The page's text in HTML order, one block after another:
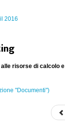
2016
risorse di
"Documenti")